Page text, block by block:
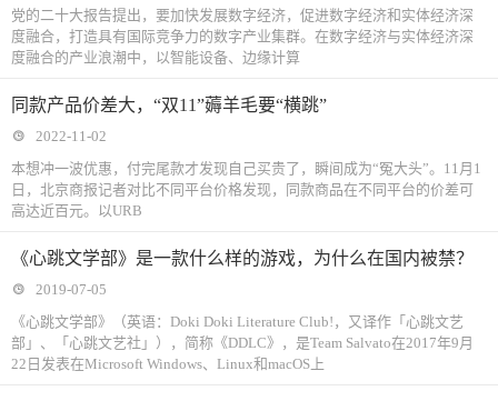
党的二十大报告提出，要加快发展数字经济，促进数字经济和实体经济深
度融合，打造具有国际竞争力的数字产业集群。在数字经济与实体经济深
度融合的产业浪潮中，以智能设备、边缘计算
同款产品价差大，“双11”薅羊毛要“横跳”
2022-11-02
本想冲一波优惠，付完尾款才发现自己买贵了，瞬间成为“冤大头”。11月1
日，北京商报记者对比不同平台价格发现，同款商品在不同平台的价差可
高达近百元。以URB
《心跳文学部》是一款什么样的游戏，为什么在国内被禁？
2019-07-05
《心跳文学部》（英语：Doki Doki Literature Club!，又译作「心跳文艺
部」、「心跳文艺社」），简称《DDLC》，是Team Salvato在2017年9月
22日发表在Microsoft Windows、Linux和macOS上